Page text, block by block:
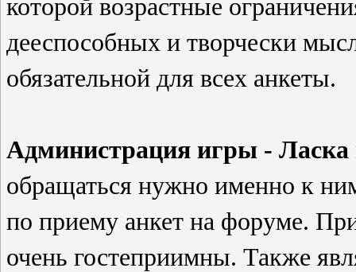
которой возрастные
дееспособных и творчески
обязательной для всех анкеты.
Администрация игры - Ласка
обращаться нужно именно к
по приему анкет на форуме.
очень гостеприимны. Также